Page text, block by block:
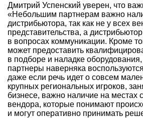
Дмитрий Успенский уверен, что
«Небольшим партнерам важно
дистрибьютора, так как не у всех
представительства, а
в вопросах коммуникации. Кроме
может предоставить
в подборе и наладке
партнеры наверняка
даже если речь идет о совсем
крупных региональных игроков,
бизнесе, важно наличие на местах
вендора, которые понимают
и могут оперативно принимать